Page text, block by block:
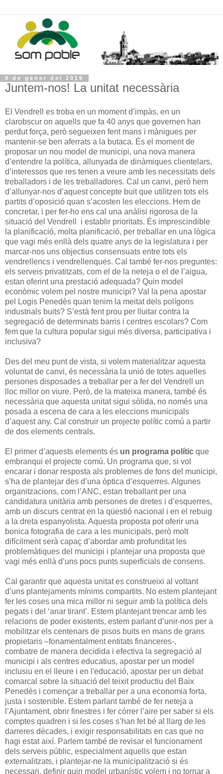
9 de gener del 2019
Juntem-nos! La unitat necessària
El Vendrell es troba en un moment d’impàs, en un
clarobscur on aquells que fa 40 anys que governen han
perdut força, però segueixen fent mans i mànigues per
mantenir-se ben aferrats a la butaca. És el moment de
proposar un nou model de municipi, una nova manera
d’entendre la política, allunyada de dinàmiques clientelars,
d’interessos que res tenen a veure amb les necessitats dels
treballadors i de les treballadores. Cal un canvi, però hem
d’allunyar-nos d’aquest concepte buit que utilitzen tots els
partits d’oposició quan s’acosten les eleccions. Hem de
concretar, i per fer-ho ens cal una anàlisi rigorosa de la
situació del Vendrell i establir prioritats. És imprescindible
la planificació, molta planificació, per treballar en una lògica
que vagi més enllà dels quatre anys de la legislatura i per
marcar-nos uns objectius consensuats entre tots els
vendrellencs i vendrellenques. Cal també fer-nos preguntes:
els serveis privatitzats, com el de la neteja o el de l’aigua,
estan oferint una prestació adequada? Quin model
econòmic volem pel nostre municipi? Val la pena apostar
pel Logis Penedès quan tenim la meitat dels polígons
industrials buits? S’està fent prou per lluitar contra la
segregació de determinats barris i centres escolars? Com
fem que la cultura popular sigui més diversa, participativa i
inclusiva?
Des del meu punt de vista, si volem materialitzar aquesta
voluntat de canvi, és necessària la unió de totes aquelles
persones disposades a treballar per a fer del Vendrell un
lloc millor on viure. Però, de la mateixa manera, també és
necessària que aquesta unitat sigui sòlida, no només una
posada a escena de cara a les eleccions municipals
d’aquest any. Cal construir un projecte polític comú a partir
de dos elements centrals.
El primer d’aquests elements és un programa polític que
embranqui el projecte comú. Un programa que, si vol
encarar i donar resposta als problemes de fons del municipi,
s’ha de plantejar des d’una òptica d’esquerres. Algunes
organitzacions, com l’ANC, estan treballant per una
candidatura unitària amb persones de dretes i d’esquerres,
amb un discurs centrat en la qüestió nacional i en el rebuig
a la dreta espanyolista. Aquesta proposta pot oferir una
bonica fotografia de cara a les municipals, però molt
difícilment serà capaç d’abordar amb profunditat les
problemàtiques del municipi i plantejar una proposta que
vagi més enllà d’uns pocs punts superficials de consens.
Cal garantir que aquesta unitat es construeixi al voltant
d’uns plantejaments mínims compartits. No estem plantejant
fer les coses una mica millor ni seguir amb la política dels
pegats i del ‘anar tirant’. Estem plantejant trencar amb les
relacions de poder existents, estem parlant d’unir-nos per a
mobilitzar els centenars de pisos buits en mans de grans
propietaris –fonamentalment entitats financeres-,
combatre de manera decidida i efectiva la segregació al
municipi i als centres educatius, apostar per un model
inclusiu en el lleure i en l'educació, apostar per un debat
comarcal sobre la situació del teixit productiu del Baix
Penedès i començar a treballar per a una economia forta,
justa i sostenible. Estem parlant també de fer neteja a
l’Ajuntament, obrir finestres i fer córrer l’aire per saber si els
comptes quadren i si les coses s’han fet bé al llarg de les
darreres dècades, i exigir responsabilitats en cas que no
hagi estat així. Parlem també de revisar el funcionament
dels serveis públic, especialment aquells que estan
externalitzats, i plantejar-ne la municipalització si és
necessari, definir quin model urbanístic volem i no tornar a